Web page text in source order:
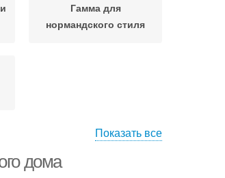
Гамма для
нормандского стиля
Показать все
дома